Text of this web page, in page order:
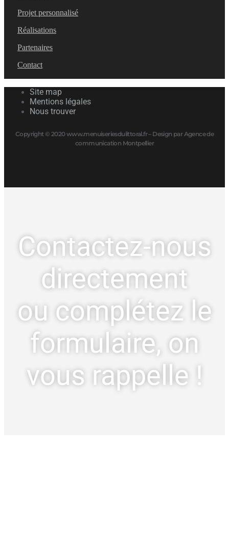
Projet personnalisé
Réalisations
Partenaires
Contact
Site map
Mentions légales
Nous trouver
Copyright © 2020 www.menuiseriesdulittoral.fr – Design par Agence de
communication Montpellier
Contactez-nous
directement
ou complétez le
formulaire, on
vous rappelle !